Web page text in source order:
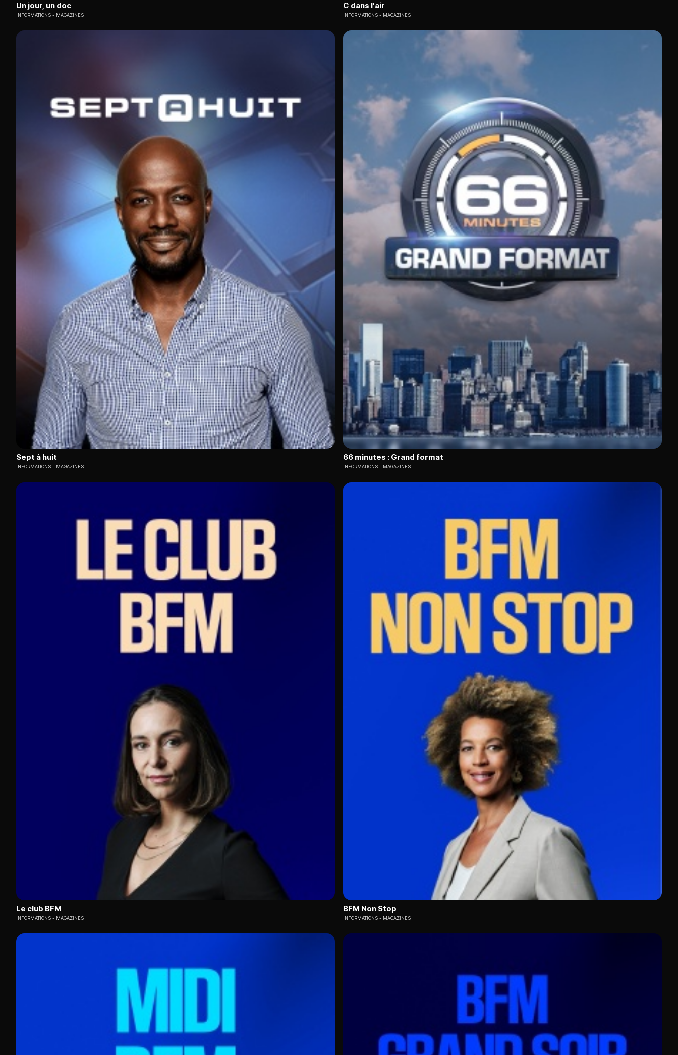
Un jour, un doc
INFORMATIONS MAGAZINES
C dans l'air
INFORMATIONS MAGAZINES
Sept à huit
INFORMATIONS MAGAZINES
66 minutes : Grand format
INFORMATIONS MAGAZINES
Le club BFM
INFORMATIONS MAGAZINES
BFM Non Stop
INFORMATIONS MAGAZINES